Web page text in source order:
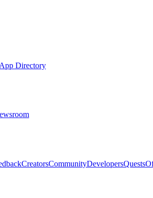
App Directory
CreatorsCommunityDevelopersQuests